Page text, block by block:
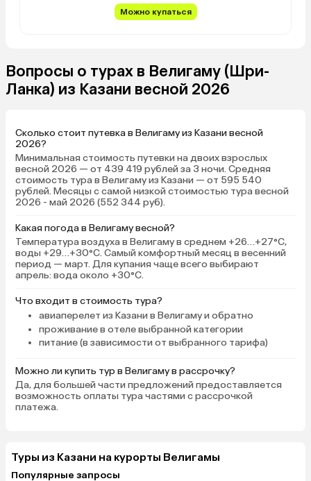
Можно купаться
Вопросы о турах в Велигаму (Шри-
Ланка) из Казани весной 2026
Сколько стоит путевка в Велигаму из Казани весной
2026?
Минимальная стоимость путевки на двоих взрослых
весной 2026 — от 439 419 рублей за 3 ночи. Средняя
стоимость тура в Велигаму из Казани — от 595 540
рублей. Месяцы с самой низкой стоимостью тура весной
2026 - май 2026 (552 344 руб).
Какая погода в Велигаму весной?
Температура воздуха в Велигаму в среднем +26…+27°C,
воды +29…+30°C. Самый комфортный месяц в весенний
период — март. Для купания чаще всего выбирают
апрель: вода около +30°C.
Что входит в стоимость тура?
авиаперелет из Казани в Велигаму и обратно
проживание в отеле выбранной категории
питание (в зависимости от выбранного тарифа)
Можно ли купить тур в Велигаму в рассрочку?
Да, для большей части предложений предоставляется
возможность оплаты тура частями с рассрочкой
платежа.
Туры из Казани на курорты Велигамы
Популярные запросы